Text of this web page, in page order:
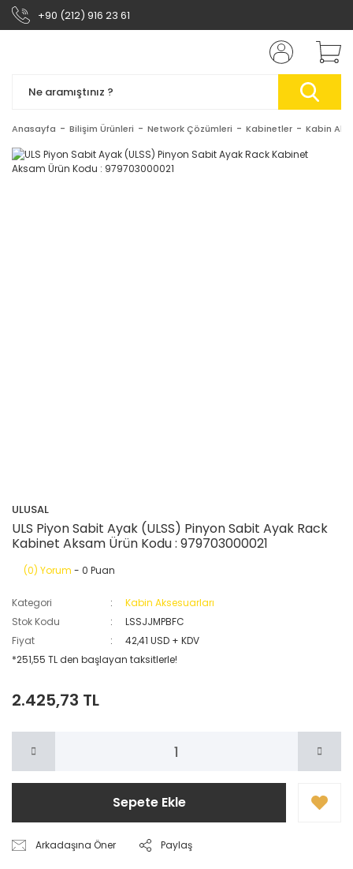
+90 (212) 916 23 61
Anasayfa Bilişim Ürünleri Network Çözümleri Kabinetler Kabin
ULUSAL
ULS Piyon Sabit Ayak (ULSS) Pinyon Sabit Ayak Rack
Kabinet Aksam Ürün Kodu : 979703000021
(0) Yorum - 0 Puan
Kategori
Kabin Aksesuarları
Stok Kodu
LSSJJMPBFC
Fiyat
42,41 USD + KDV
*251,55 TL den başlayan taksitlerle!
2.425,73 TL
Sepete Ekle
Arkadaşına Öner Paylaş